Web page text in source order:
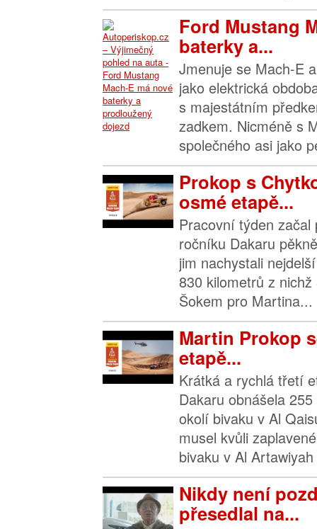
Ford Mustang
baterky a...
Jmenuje se Mach-E
jako elektrická
s majestátním
zadkem. Nicméně s
společného asi jako
Prokop s
osmé etapě...
Pracovní týden
ročníku Dakaru
jim nachystali
830 kilometrů z
Šokem pro Martina...
Martin Prokop
etapě...
Krátká a rychlá třetí
Dakaru obnášela
okolí bivaku v Al
musel kvůli
bivaku v Al
Nikdy není
přesedlal na...